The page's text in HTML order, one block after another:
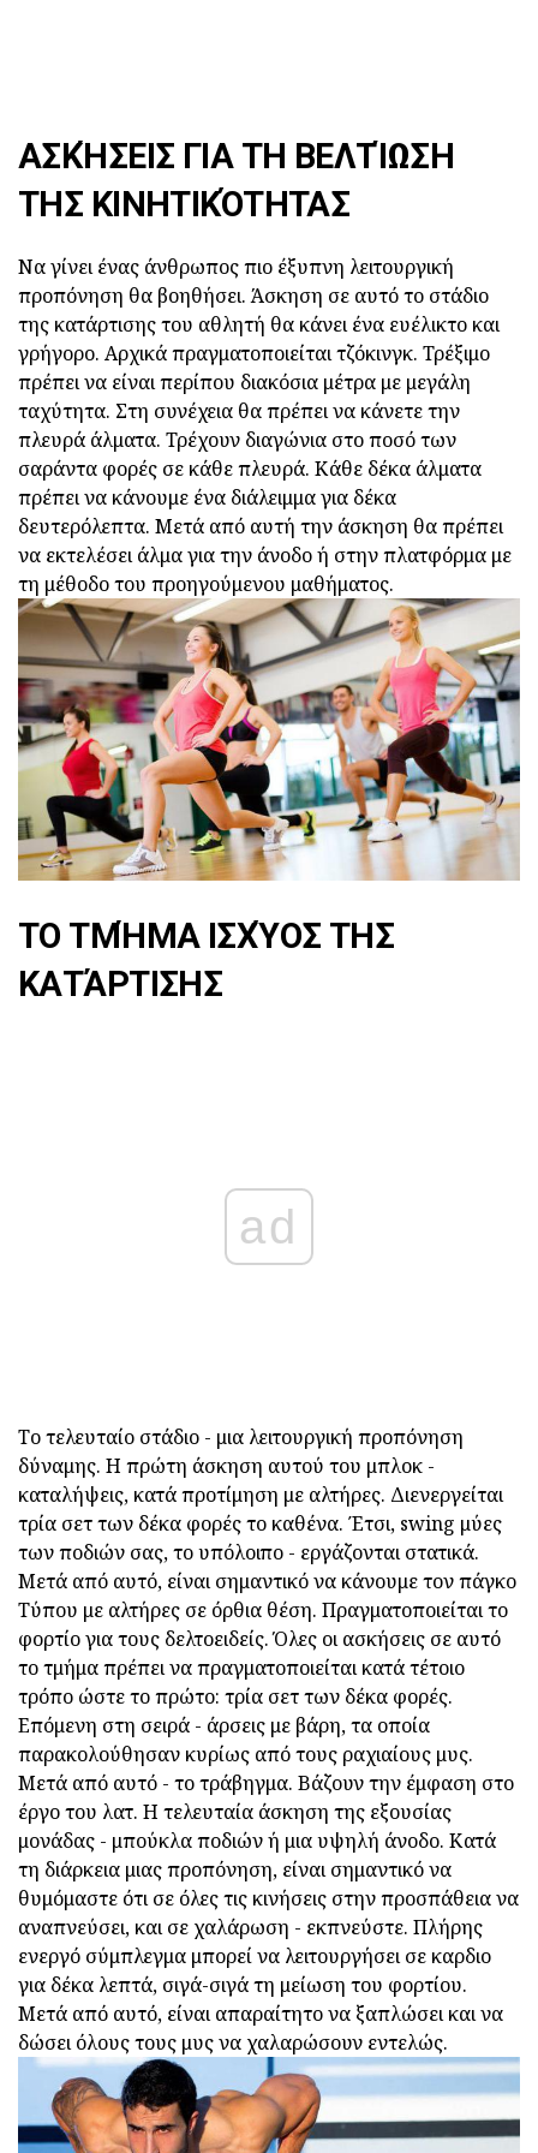
ΑΣΚΉΣΕΙΣ ΓΙΑ ΤΗ ΒΕΛΤΊΩΣΗ
ΤΗΣ ΚΙΝΗΤΙΚΌΤΗΤΑΣ
Να γίνει ένας άνθρωπος πιο έξυπνη λειτουργική
προπόνηση θα βοηθήσει. Άσκηση σε αυτό το στάδιο
της κατάρτισης του αθλητή θα κάνει ένα ευέλικτο και
γρήγορο. Αρχικά πραγματοποιείται τζόκινγκ. Τρέξιμο
πρέπει να είναι περίπου διακόσια μέτρα με μεγάλη
ταχύτητα. Στη συνέχεια θα πρέπει να κάνετε την
πλευρά άλματα. Τρέχουν διαγώνια στο ποσό των
σαράντα φορές σε κάθε πλευρά. Κάθε δέκα άλματα
πρέπει να κάνουμε ένα διάλειμμα για δέκα
δευτερόλεπτα. Μετά από αυτή την άσκηση θα πρέπει
να εκτελέσει άλμα για την άνοδο ή στην πλατφόρμα με
τη μέθοδο του προηγούμενου μαθήματος.
ΤΟ ΤΜΉΜΑ ΙΣΧΎΟΣ ΤΗΣ
ΚΑΤΆΡΤΙΣΗΣ
ad
Το τελευταίο στάδιο - μια λειτουργική προπόνηση
δύναμης. Η πρώτη άσκηση αυτού του μπλοκ -
καταλήψεις, κατά προτίμηση με αλτήρες. Διενεργείται
τρία σετ των δέκα φορές το καθένα. Έτσι, swing μύες
των ποδιών σας, το υπόλοιπο - εργάζονται στατικά.
Μετά από αυτό, είναι σημαντικό να κάνουμε τον πάγκο
Τύπου με αλτήρες σε όρθια θέση. Πραγματοποιείται το
φορτίο για τους δελτοειδείς. Όλες οι ασκήσεις σε αυτό
το τμήμα πρέπει να πραγματοποιείται κατά τέτοιο
τρόπο ώστε το πρώτο: τρία σετ των δέκα φορές.
Επόμενη στη σειρά - άρσεις με βάρη, τα οποία
παρακολούθησαν κυρίως από τους ραχιαίους μυς.
Μετά από αυτό - το τράβηγμα. Βάζουν την έμφαση στο
έργο του λατ. Η τελευταία άσκηση της εξουσίας
μονάδας - μπούκλα ποδιών ή μια υψηλή άνοδο. Κατά
τη διάρκεια μιας προπόνηση, είναι σημαντικό να
θυμόμαστε ότι σε όλες τις κινήσεις στην προσπάθεια να
αναπνεύσει, και σε χαλάρωση - εκπνεύστε. Πλήρης
ενεργό σύμπλεγμα μπορεί να λειτουργήσει σε καρδιο
για δέκα λεπτά, σιγά-σιγά τη μείωση του φορτίου.
Μετά από αυτό, είναι απαραίτητο να ξαπλώσει και να
δώσει όλους τους μυς να χαλαρώσουν εντελώς.